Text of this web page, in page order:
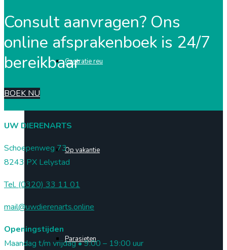
Castratie reu
Op vakantie
Parasieten
Consult aanvragen? Ons
online afsprakenboek is 24/7
bereikbaar
BOEK NU
UW DIERENARTS
Schoepenweg 73
8243 PX Lelystad
Tel. (0320) 33 11 01
mail@uwdierenarts.online
Openingstijden
Maandag t/m vrijdag • 9:00 – 19:00 uur